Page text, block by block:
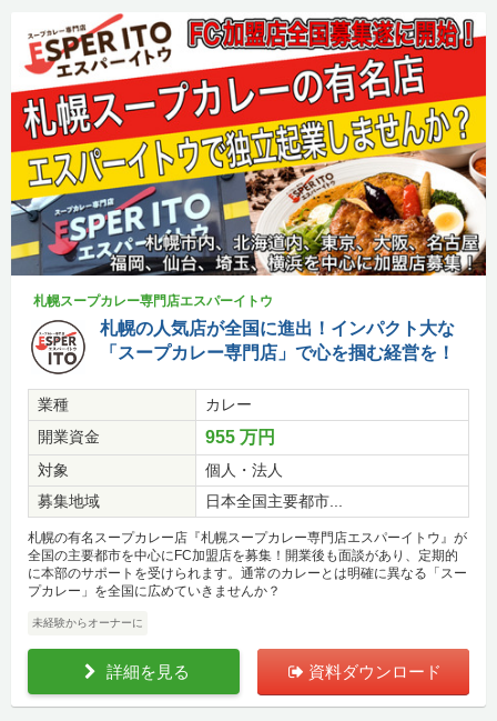
札幌スープカレー専門店エスパーイトウ
札幌の人気店が全国に進出！インパクト大な
「スープカレー専門店」で心を掴む経営を！
業種
カレー
開業資金
955 万円
対象
個人・法人
募集地域
日本全国主要都市...
札幌の有名スープカレー店『札幌スープカレー専門店エスパーイトウ』が
全国の主要都市を中心にFC加盟店を募集！開業後も面談があり、定期的
に本部のサポートを受けられます。通常のカレーとは明確に異なる「スー
プカレー」を全国に広めていきませんか？
未経験からオーナーに
詳細を見る 資料ダウンロード